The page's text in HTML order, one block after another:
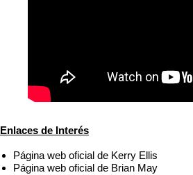
Enlaces de Interés
Página web oficial de Kerry Ellis
Página web oficial de Brian May